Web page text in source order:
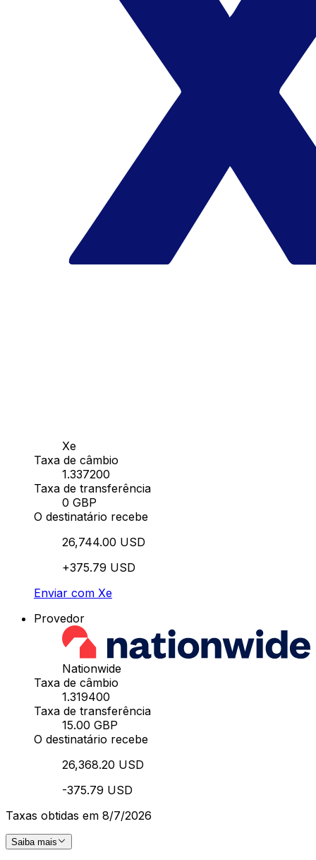
Xe
Taxa de câmbio
1.337200
Taxa de transferência
0 GBP
O destinatário recebe
26,744.00 USD
+375.79 USD
Enviar com Xe
Provedor
Nationwide
Taxa de câmbio
1.319400
Taxa de transferência
15.00 GBP
O destinatário recebe
26,368.20 USD
-375.79 USD
Taxas obtidas em 8/7/2026
Saiba mais